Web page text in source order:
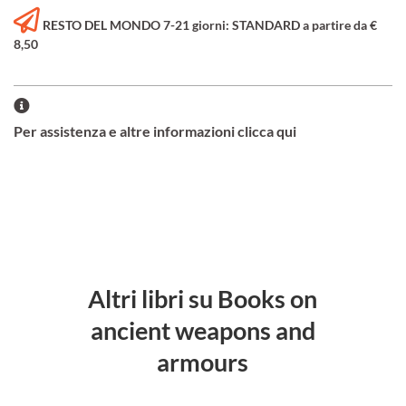
RESTO DEL MONDO 7-21 giorni: STANDARD a partire da €
8,50
Per assistenza e altre informazioni clicca qui
Altri libri su Books on
ancient weapons and
armours